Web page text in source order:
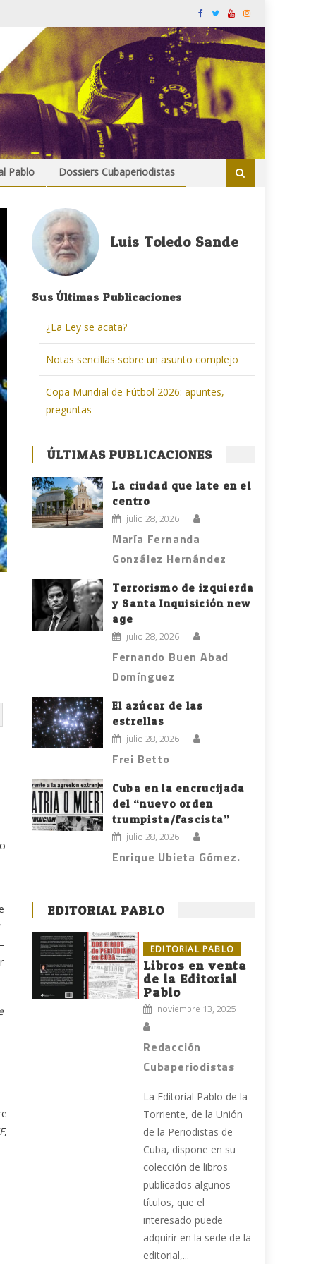
Pablo Dossiers Cubaperiodistas
,
Luis Toledo Sande
Sus Últimas Publicaciones
¿La Ley se acata?
Notas sencillas sobre un asunto complejo
Copa Mundial de Fútbol 2026: apuntes,
preguntas
ÚLTIMAS PUBLICACIONES
La ciudad que late en el
centro
julio 28, 2026
María Fernanda
González Hernández
Terrorismo de izquierda
y Santa Inquisición new
age
julio 28, 2026
Fernando Buen Abad
Domínguez
El azúcar de las
estrellas
julio 28, 2026
Frei Betto
Cuba en la encrucijada
del “nuevo orden
trumpista/fascista”
julio 28, 2026
Enrique Ubieta Gómez.
EDITORIAL PABLO
EDITORIAL PABLO
Libros en venta
de la Editorial
Pablo
noviembre 13, 2025
Redacción
Cubaperiodistas
La Editorial Pablo de la
Torriente, de la Unión
de la Periodistas de
Cuba, dispone en su
colección de libros
publicados algunos
títulos, que el
interesado puede
adquirir en la sede de la
editorial,...